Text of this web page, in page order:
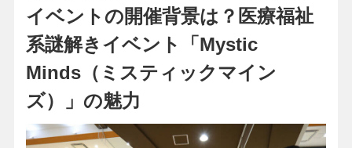
イベントの開催背景は？医療福祉
系謎解きイベント「Mystic
Minds（ミスティックマイン
ズ）」の魅力